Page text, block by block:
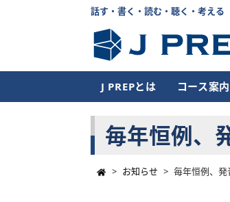
話す・書く・読む・聴く・考え
J PREPとは コース案内
毎年恒例、
> お知らせ > 毎年恒例、